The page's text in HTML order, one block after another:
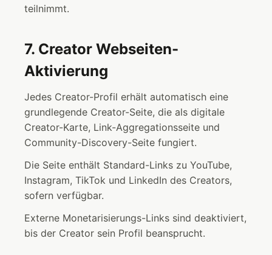
teilnimmt.
7. Creator Webseiten-
Aktivierung
Jedes Creator-Profil erhält automatisch eine
grundlegende Creator-Seite, die als digitale
Creator-Karte, Link-Aggregationsseite und
Community-Discovery-Seite fungiert.
Die Seite enthält Standard-Links zu YouTube,
Instagram, TikTok und LinkedIn des Creators,
sofern verfügbar.
Externe Monetarisierungs-Links sind deaktiviert,
bis der Creator sein Profil beansprucht.